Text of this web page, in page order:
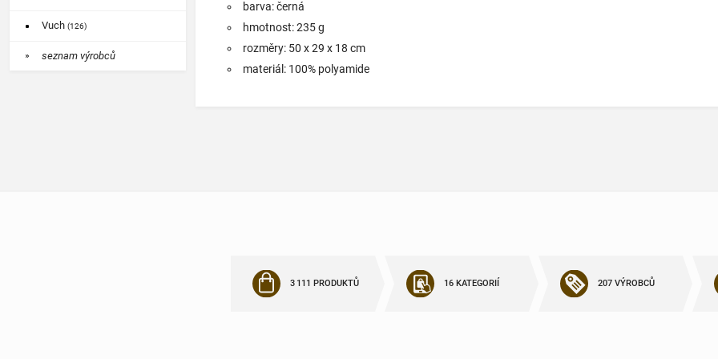
Vuch (126)
seznam výrobců
barva: černá
hmotnost: 235 g
rozměry: 50 x 29 x 18 cm
materiál: 100% polyamide
3 111 PRODUKTŮ 16 KATEGORIÍ 207 VÝROBCŮ